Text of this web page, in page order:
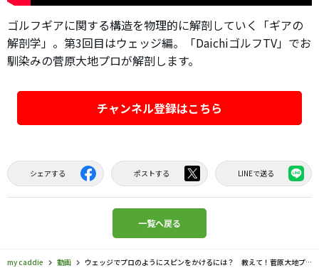
ゴルフギアに関する構造を物理的に解剖していく「ギアの
解剖学」。第3回目はウェッジ編。「DaichiゴルフTV」でお
馴染みの菅原大地プロが解剖します。
チャンネル登録はこちら
シェアする ポストする LINEで送る
一覧へ戻る
my caddie 動画 ウェッジでプロのようにスピンをかけるには？ 教えて！菅原大地プロ【ギアの解剖学 ＃3】